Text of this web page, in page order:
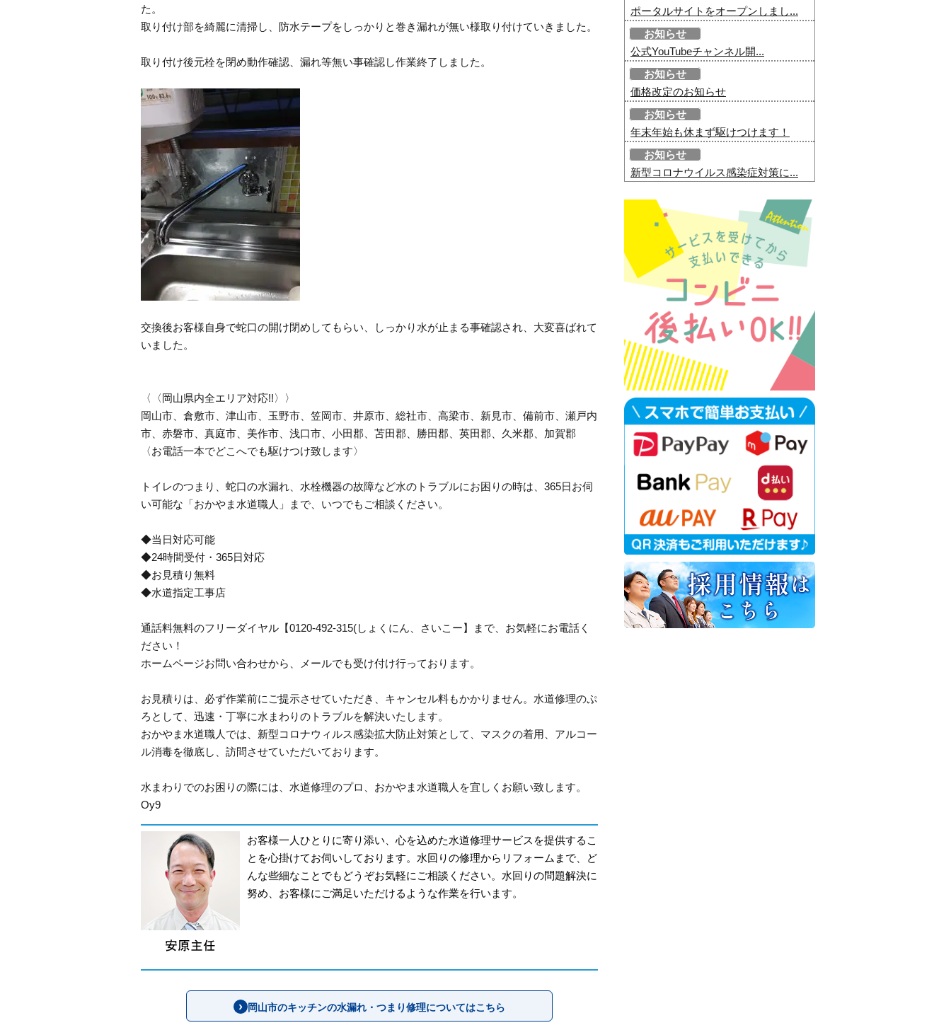
た。
取り付け部を綺麗に清掃し、防水テープをしっかりと巻き漏れが無い様取り付けていきました。
取り付け後元栓を閉め動作確認、漏れ等無い事確認し作業終了しました。
交換後お客様自身で蛇口の開け閉めしてもらい、しっかり水が止まる事確認され、大変喜ばれて
いました。
〈〈岡山県内全エリア対応!!〉〉
岡山市、倉敷市、津山市、玉野市、笠岡市、井原市、総社市、高梁市、新見市、備前市、瀬戸内
市、赤磐市、真庭市、美作市、浅口市、小田郡、苫田郡、勝田郡、英田郡、久米郡、加賀郡
〈お電話一本でどこへでも駆けつけ致します〉
トイレのつまり、蛇口の水漏れ、水栓機器の故障など水のトラブルにお困りの時は、365日お伺
い可能な「おかやま水道職人」まで、いつでもご相談ください。
◆当日対応可能
◆24時間受付・365日対応
◆お見積り無料
◆水道指定工事店
通話料無料のフリーダイヤル【0120-492-315(しょくにん、さいこー】まで、お気軽にお電話く
ださい！
ホームページお問い合わせから、メールでも受け付け行っております。
お見積りは、必ず作業前にご提示させていただき、キャンセル料もかかりません。水道修理のぷ
ろとして、迅速・丁寧に水まわりのトラブルを解決いたします。
おかやま水道職人では、新型コロナウィルス感染拡大防止対策として、マスクの着用、アルコー
ル消毒を徹底し、訪問させていただいております。
水まわりでのお困りの際には、水道修理のプロ、おかやま水道職人を宜しくお願い致します。
Oy9
お客様一人ひとりに寄り添い、心を込めた水道修理サービスを提供するこ
とを心掛けてお伺いしております。水回りの修理からリフォームまで、ど
んな些細なことでもどうぞお気軽にご相談ください。水回りの問題解決に
努め、お客様にご満足いただけるような作業を行います。
岡山市のキッチンの水漏れ・つまり修理についてはこちら
ポータルサイトをオープンしまし...
お知らせ
公式YouTubeチャンネル開...
お知らせ
価格改定のお知らせ
お知らせ
年末年始も休まず駆けつけます！
お知らせ
新型コロナウイルス感染症対策に...